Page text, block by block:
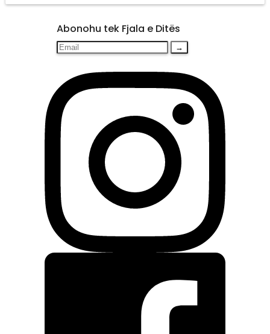
Abonohu tek Fjala e Ditës